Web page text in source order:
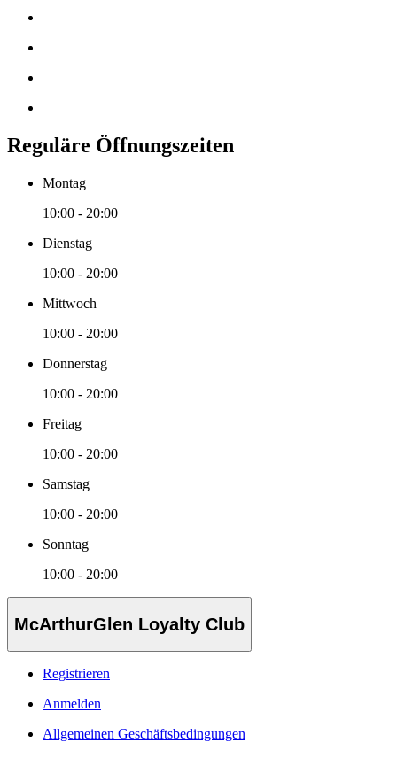
Reguläre Öffnungszeiten
Montag
10:00 - 20:00
Dienstag
10:00 - 20:00
Mittwoch
10:00 - 20:00
Donnerstag
10:00 - 20:00
Freitag
10:00 - 20:00
Samstag
10:00 - 20:00
Sonntag
10:00 - 20:00
McArthurGlen Loyalty Club
Registrieren
Anmelden
Allgemeinen Geschäftsbedingungen